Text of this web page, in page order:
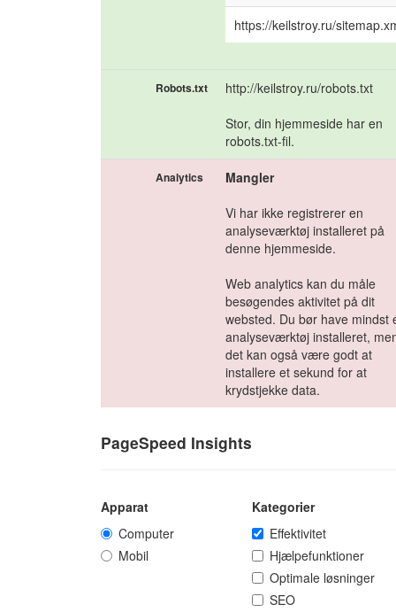
https://keilstroy.ru/
Robots.txt
http://keilstroy.ru/robots.txt
Stor, din hjemmeside har en
robots.txt-fil.
Analytics
Mangler
Vi har ikke registrerer en
analyseværktøj installeret på
denne hjemmeside.
Web analytics kan du måle
besøgendes aktivitet på dit
websted. Du bør have mindst
analyseværktøj installeret,
det kan også være godt at
installere et sekund for at
krydstjekke data.
PageSpeed Insights
Apparat
Computer
Mobil
Kategorier
Effektivitet
Hjælpefunktioner
Optimale løsninger
SEO